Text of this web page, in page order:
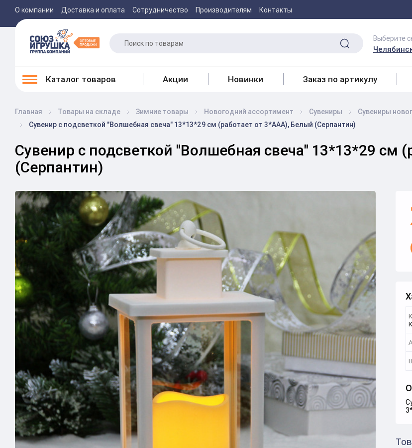
О компании Доставка и оплата Сотрудничество Производителям Контакты
Выберите
Каталог товаров Акции Новинки Заказ по артикулу
Главная Товары на складе Зимние товары Новогодний ассортимент Сувениры
Сувениры
Сувенир с подсветкой "Волшебная свеча" 13*13*29 см (работает от 3*ААА), Белый (Серпантин)
Сувенир с подсветкой "Волшебная свеча" 13*13*29 см
(Серпантин)